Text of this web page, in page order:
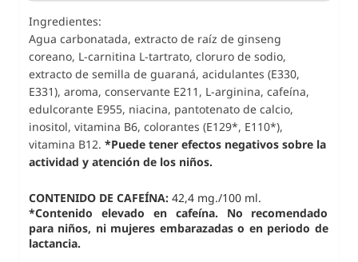
Ingredientes:
Agua carbonatada, extracto de raíz de ginseng
coreano, L-carnitina L-tartrato, cloruro de sodio,
extracto de semilla de guaraná, acidulantes (E330,
E331), aroma, conservante E211, L-arginina, cafeína,
edulcorante E955, niacina, pantotenato de calcio,
inositol, vitamina B6, colorantes (E129*, E110*),
vitamina B12. *Puede tener efectos negativos sobre la
actividad y atención de los niños.
CONTENIDO DE CAFEÍNA: 42,4 mg./100 ml.
*Contenido elevado en cafeína. No recomendado
para niños, ni mujeres embarazadas o en periodo de
lactancia.